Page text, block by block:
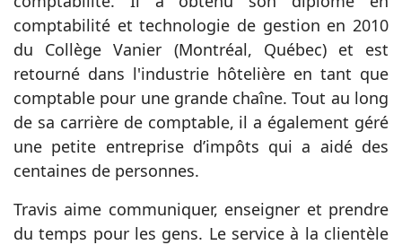
comptabilité et technologie de gestion en 2010
du Collège Vanier (Montréal, Québec) et est
retourné dans l'industrie hôtelière en tant que
comptable pour une grande chaîne. Tout au long
de sa carrière de comptable, il a également géré
une petite entreprise d’impôts qui a aidé des
centaines de personnes.
Travis aime communiquer, enseigner et prendre
du temps pour les gens. Le service à la clientèle